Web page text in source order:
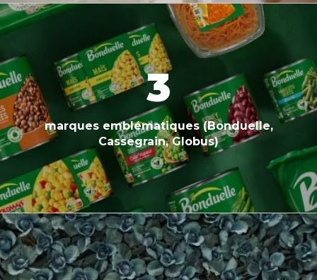
3
marques emblématiques (Bonduelle,
Cassegrain, Globus)